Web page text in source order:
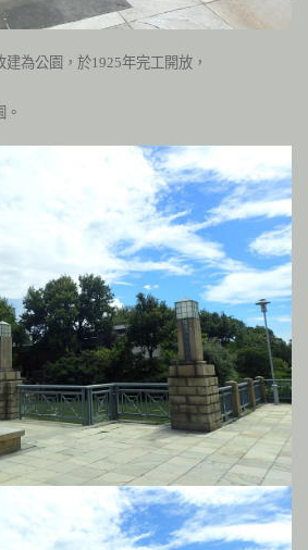
建為公園，於1925年完工開放，
。